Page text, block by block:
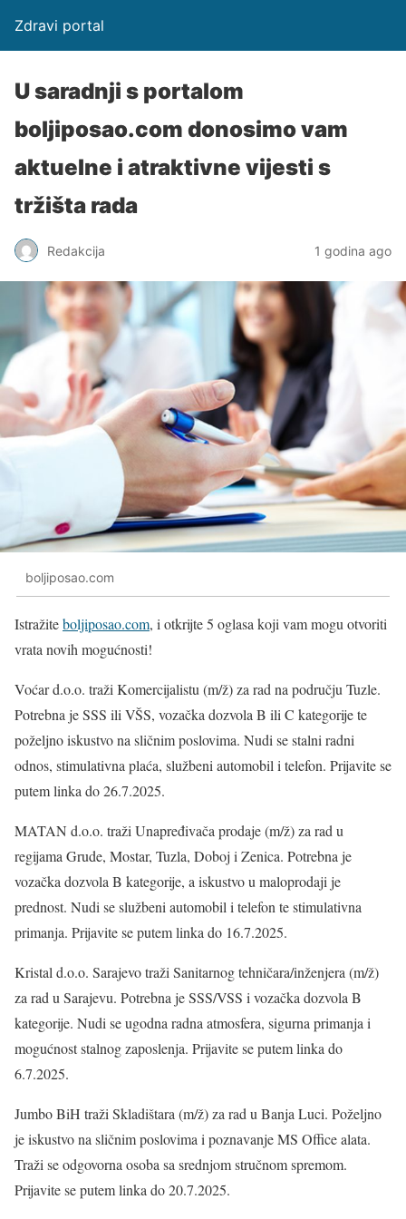
Zdravi portal
U saradnji s portalom
boljiposao.com donosimo vam
aktuelne i atraktivne vijesti s
tržišta rada
Redakcija 1 godina ago
boljiposao.com
Istražiteboljiposao.com, i otkrijte 5 oglasa koji vam mogu otvoriti
vrata novih mogućnosti!
Voćar d.o.o. traži Komercijalistu (m/ž) za rad na području Tuzle.
Potrebna je SSS ili VŠS, vozačka dozvola B ili C kategorije te
poželjno iskustvo na sličnim poslovima. Nudi se stalni radni
odnos, stimulativna plaća, službeni automobil i telefon. Prijavite se
putem linka do 26.7.2025.
MATAN d.o.o. traži Unapređivača prodaje (m/ž) za rad u
regijama Grude, Mostar, Tuzla, Doboj i Zenica. Potrebna je
vozačka dozvola B kategorije, a iskustvo u maloprodaji je
prednost. Nudi se službeni automobil i telefon te stimulativna
primanja. Prijavite se putem linka do 16.7.2025.
Kristal d.o.o. Sarajevo traži Sanitarnog tehničara/inženjera (m/ž)
za rad u Sarajevu. Potrebna je SSS/VSS i vozačka dozvola B
kategorije. Nudi se ugodna radna atmosfera, sigurna primanja i
mogućnost stalnog zaposlenja. Prijavite se putem linka do
6.7.2025.
Jumbo BiH traži Skladištara (m/ž) za rad u Banja Luci. Poželjno
je iskustvo na sličnim poslovima i poznavanje MS Office alata.
Traži se odgovorna osoba sa srednjom stručnom spremom.
Prijavite se putem linka do 20.7.2025.